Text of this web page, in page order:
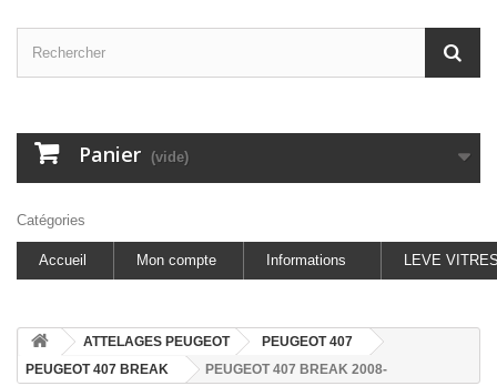
Panier (vide)
Catégories
Accueil Mon compte Informations LEVE
ATTELAGES PEUGEOT
PEUGEOT 407
PEUGEOT 407 BREAK
PEUGEOT 407 BREAK 2008-